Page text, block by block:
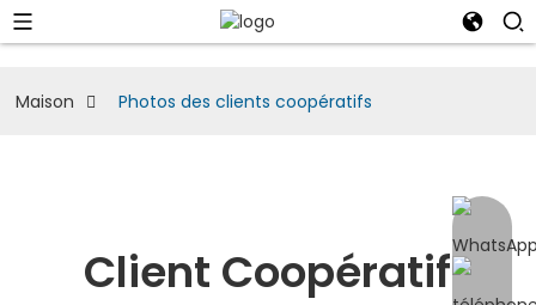
Maison Photos des clients coopératifs
Client Coopératif